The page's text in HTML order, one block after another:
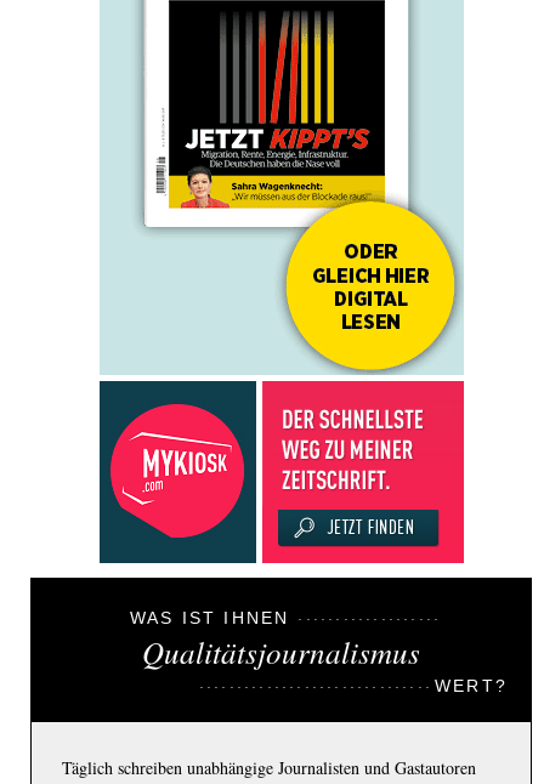
WAS IST IHNEN
Qualitätsjournalismus
WERT?
Täglich schreiben unabhängige Journalisten und Gastautoren